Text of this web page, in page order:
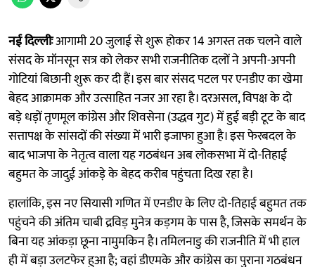
नई दिल्लीःआगामी 20 जुलाई से शुरू होकर 14 अगस्त तक चलने वाले
संसद के मॉनसून सत्र को लेकर सभी राजनीतिक दलों ने अपनी-अपनी
गोटियां बिछानी शुरू कर दी हैं। इस बार संसद पटल पर एनडीए का खेमा
बेहद आक्रामक और उत्साहित नजर आ रहा है। दरअसल, विपक्ष के दो
बड़े धड़ों तृणमूल कांग्रेस और शिवसेना (उद्धव गुट) में हुई बड़ी टूट के बाद
सत्तापक्ष के सांसदों की संख्या में भारी इजाफा हुआ है। इस फेरबदल के
बाद भाजपा के नेतृत्व वाला यह गठबंधन अब लोकसभा में दो-तिहाई
बहुमत के जादुई आंकड़े के बेहद करीब पहुंचता दिख रहा है।
हालांकि, इस नए सियासी गणित में एनडीए के लिए दो-तिहाई बहुमत तक
पहुंचने की अंतिम चाबी द्रविड़ मुनेत्र कड़गम के पास है, जिसके समर्थन के
बिना यह आंकड़ा छूना नामुमकिन है। तमिलनाडु की राजनीति में भी हाल
ही में बड़ा उलटफेर हुआ है; वहां डीएमके और कांग्रेस का पुराना गठबंधन